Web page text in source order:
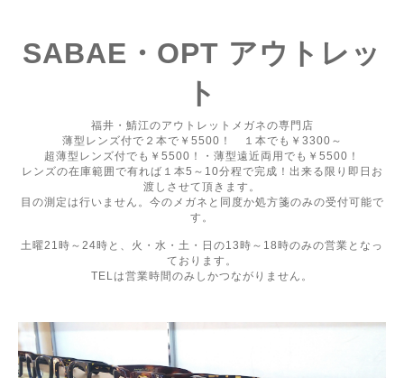
SABAE・OPT アウトレッ
ト
福井・鯖江のアウトレットメガネの専門店
薄型レンズ付で２本で￥5500！ １本でも￥3300～
超薄型レンズ付でも￥5500！・薄型遠近両用でも￥5500！
レンズの在庫範囲で有れば１本5～10分程で完成！出来る限り即日お
渡しさせて頂きます。
目の測定は行いません。今のメガネと同度か処方箋のみの受付可能で
す。
土曜21時～24時と、火・水・土・日の13時～18時のみの営業となっ
ております。
TELは営業時間のみしかつながりません。